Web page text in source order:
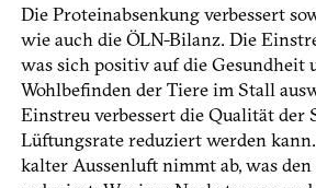
Die Proteinabsenkung verbessert
wie auch die ÖLN-Bilanz. Die
was sich positiv auf die Gesundheit
Wohlbefinden der Tiere im Stall
Einstreu verbessert die Qualität der
Lüftungsrate reduziert werden
kalter Aussenluft nimmt ab, was